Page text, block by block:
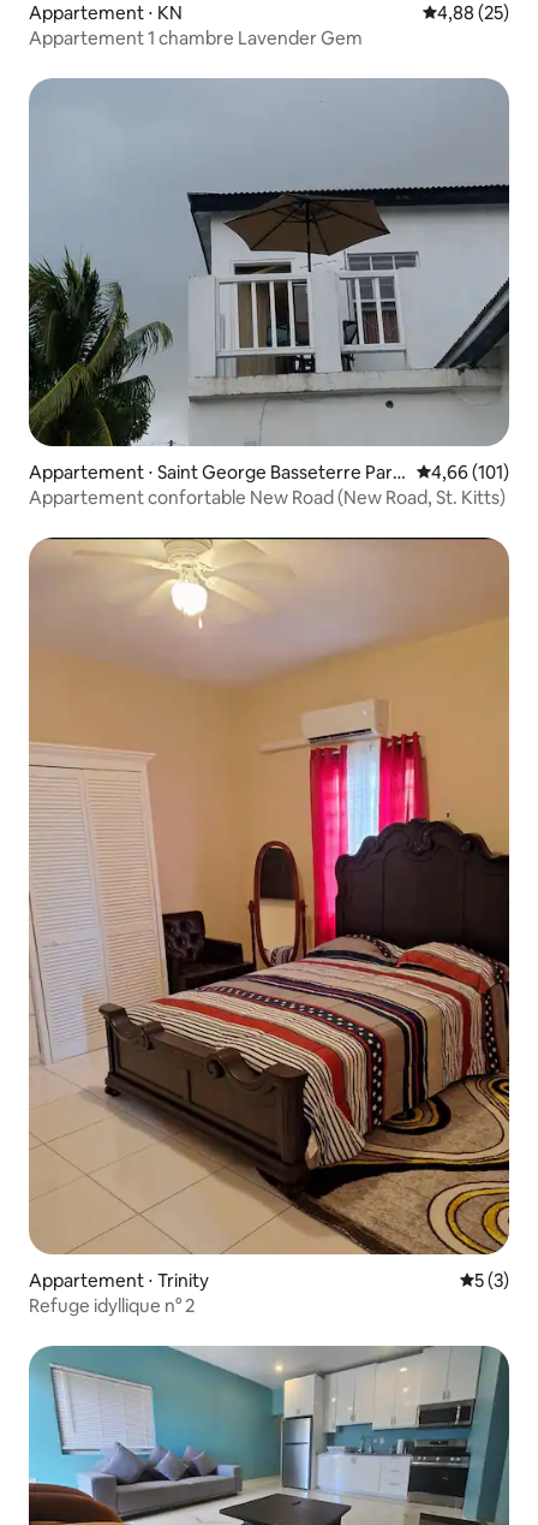
Appartement ⋅ KN Évaluation
4,88 (25)
Appartement 1 chambre Lavender Gem
Appartement ⋅ Saint George Basseterre Paris
h
Évaluation
4,66 (101)
Appartement confortable New Road (New Road, St. Kitts)
Appartement ⋅ Trinity
5 (3)
Refuge idyllique n° 2